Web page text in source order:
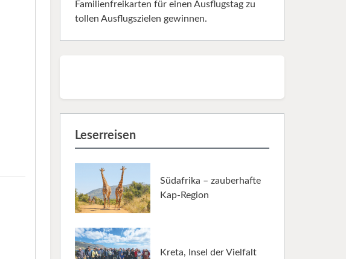
Familienfreikarten für einen Ausflugstag zu
tollen Ausflugszielen gewinnen.
Leserreisen
Südafrika – zauberhafte
Kap-Region
Kreta, Insel der Vielfalt